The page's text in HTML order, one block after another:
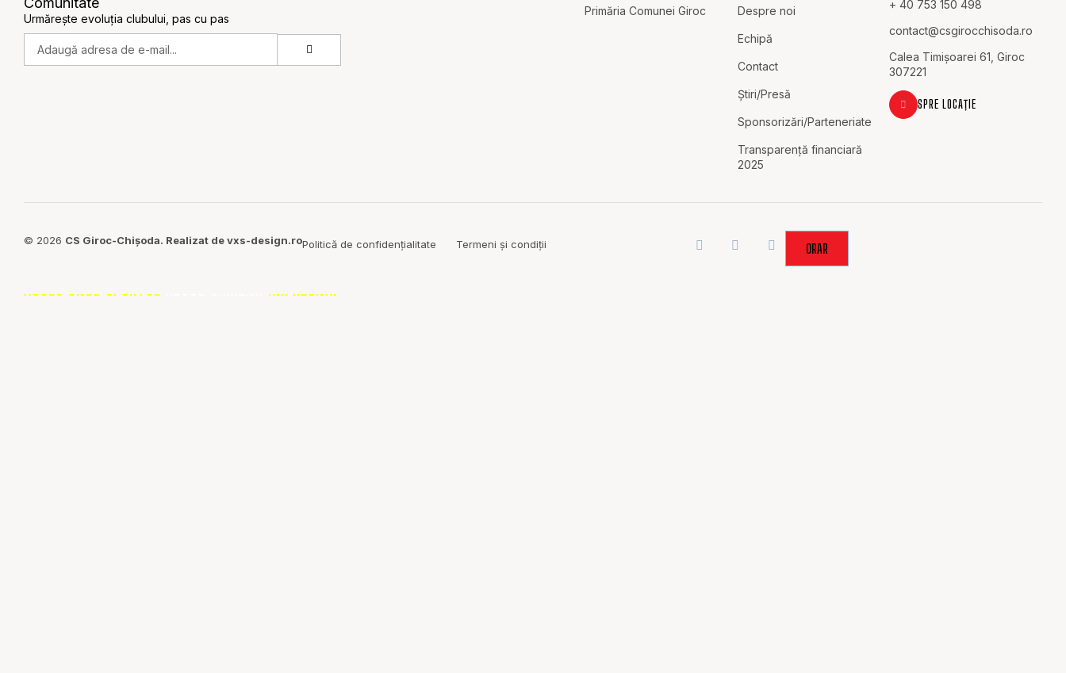
Urmărește evoluția clubului, pas cu pas
Primăria Comunei Giroc Despre noi
Echipă
Contact
Știri/Presă
Sponsorizări/Parteneriate
Transparență financiară
2025
+ 40 753 150 498
contact@csgirocchisoda.ro
Calea Timișoarei 61, Giroc
307221
SPRE LOCAȚIE
© 2026 CS Giroc-Chișoda. Realizat de vxs-design.roPolitică de confidențialitate Termeni și condiții ORAR
ACOLO UNDE SPORTUL ÎMPREUNĂ.